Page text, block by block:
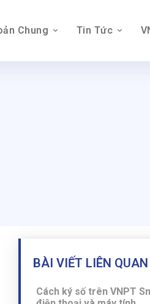
Chung Tin Tức
BÀI VIẾT LIÊN QUAN
Cách ký số trên VNPT